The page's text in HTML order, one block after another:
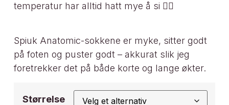
temperatur har alltid hatt mye å si 🚴‍♀️
Spiuk Anatomic-sokkene er myke, sitter godt
på foten og puster godt – akkurat slik jeg
foretrekker det på både korte og lange økter.
Størrelse